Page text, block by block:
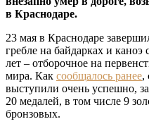
в Краснодаре.
23 мая в Краснодаре
гребле на байдарках и
лет – отборочное на
мира. Как сообщалось ранее,
выступили очень успешно,
20 медалей, в том числе 9
бронзовых.